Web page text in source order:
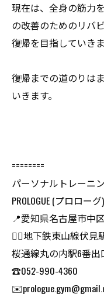
現在は、全身の筋力
の改善のためのリバ
復帰を目指していき
復帰までの道のりは
いきます。
========
パーソナルトレーニ
PROLOGUE (プロローグ)
📍愛知県名古屋市中
🏃‍♂️地下鉄東山線伏見
桜通線丸の内駅6番
☎️052-990-4360